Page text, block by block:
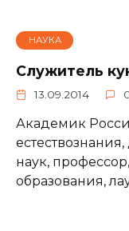
НАУКА
Служитель
13.09.2014
Академик
наук,
образования,